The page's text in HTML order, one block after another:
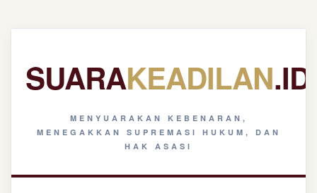
SUARAKEADILAN.ID
MENYUARAKAN KEBENARAN,
MENEGAKKAN SUPREMASI HUKUM, DAN
HAK ASASI